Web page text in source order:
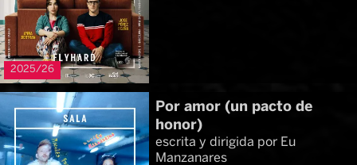
2025/26
Por amor (un pacto de
honor)
escrita y dirigida por Eu
Manzanares